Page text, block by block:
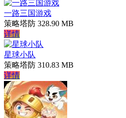
一路三国游戏
策略塔防 328.90 MB
详情
星球小队
策略塔防 310.83 MB
详情